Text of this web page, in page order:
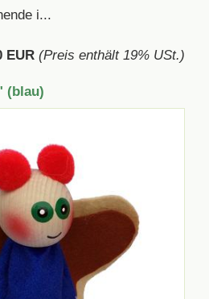
i...
EUR (Preis enthält 19% USt.)
(blau)